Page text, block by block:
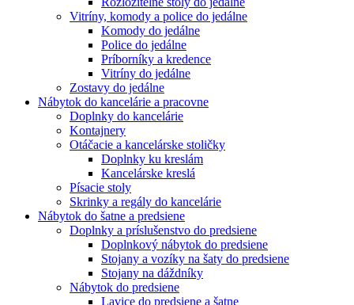
Vitríny, komody a police do jedálne
Komody do jedálne
Police do jedálne
Príborníky a kredence
Vitríny do jedálne
Zostavy do jedálne
Nábytok do kancelárie a pracovne
Doplnky do kancelárie
Kontajnery
Otáčacie a kancelárske stoličky
Doplnky ku kreslám
Kancelárske kreslá
Písacie stoly
Skrinky a regály do kancelárie
Nábytok do šatne a predsiene
Doplnky a príslušenstvo do predsiene
Doplnkový nábytok do predsiene
Stojany a vozíky na šaty do predsiene
Stojany na dáždníky
Nábytok do predsiene
Lavice do predsiene a šatne